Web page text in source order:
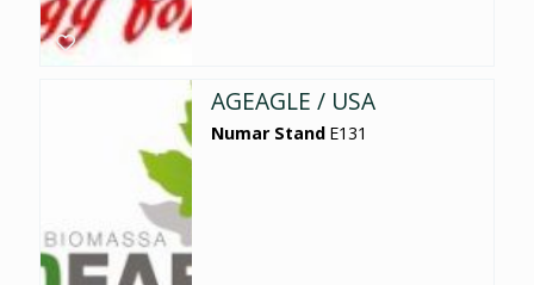
AGEAGLE / USA
Numar Stand E131